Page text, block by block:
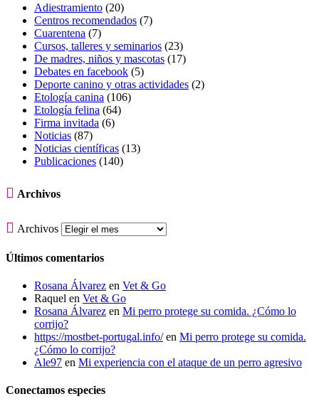
Adiestramiento (20)
Centros recomendados (7)
Cuarentena (7)
Cursos, talleres y seminarios (23)
De madres, niños y mascotas (17)
Debates en facebook (5)
Deporte canino y otras actividades (2)
Etología canina (106)
Etología felina (64)
Firma invitada (6)
Noticias (87)
Noticias científicas (13)
Publicaciones (140)
 Archivos
 Archivos
Últimos comentarios
Rosana Álvarez en Vet & Go
Raquel en Vet & Go
Rosana Álvarez en Mi perro protege su comida. ¿Cómo lo
corrijo?
https://mostbet-portugal.info/en Mi perro protege su comida.
¿Cómo lo corrijo?
Ale97 en Mi experiencia con el ataque de un perro agresivo
Conectamos especies